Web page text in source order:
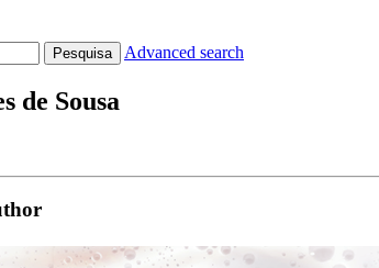
Pesquisa Advanced search
de Sousa